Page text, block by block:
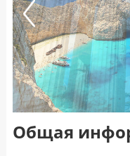
Previous
Общая